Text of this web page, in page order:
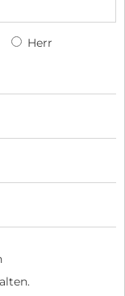
Herr